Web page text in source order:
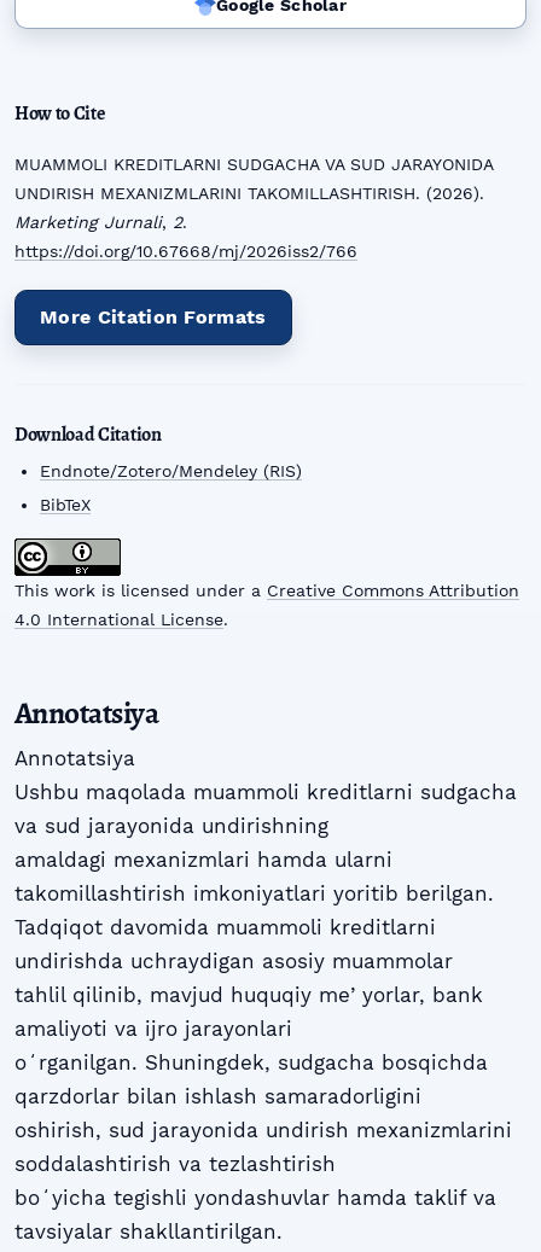
Google Scholar
How to Cite
MUAMMOLI KREDITLARNI SUDGACHA VA SUD JARAYONIDA
UNDIRISH MEXANIZMLARINI TAKOMILLASHTIRISH. (2026).
Marketing Jurnali, 2.
https://doi.org/10.67668/mj/2026iss2/766
More Citation Formats
Download Citation
Endnote/Zotero/Mendeley (RIS)
BibTeX
This work is licensed under a Creative Commons Attribution
4.0 International License.
Annotatsiya
Annotatsiya
Ushbu maqolada muammoli kreditlarni sudgacha
va sud jarayonida undirishning
amaldagi mexanizmlari hamda ularni
takomillashtirish imkoniyatlari yoritib berilgan.
Tadqiqot davomida muammoli kreditlarni
undirishda uchraydigan asosiy muammolar
tahlil qilinib, mavjud huquqiy meʼyorlar, bank
amaliyoti va ijro jarayonlari
oʻrganilgan. Shuningdek, sudgacha bosqichda
qarzdorlar bilan ishlash samaradorligini
oshirish, sud jarayonida undirish mexanizmlarini
soddalashtirish va tezlashtirish
boʻyicha tegishli yondashuvlar hamda taklif va
tavsiyalar shakllantirilgan.